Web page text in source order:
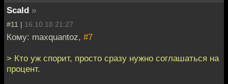
Scald »
#11 | 16.10.18 21:27
Кому: maxquantoz, #7
> Кто уж спорит, просто сразу нужно соглашаться на
процент.